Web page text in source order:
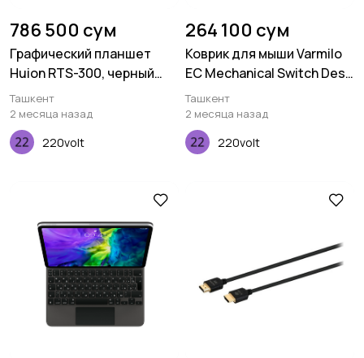
786 500 сум
Графический планшет
Huion RTS-300, черный
космо
Ташкент
2 месяца назад
220volt
264 100 сум
Коврик для мыши Varmilo
EC Mechanical Switch Desk
Mat XL (900х400х3мм)
Ташкент
2 месяца назад
220volt